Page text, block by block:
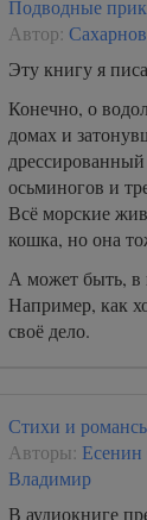
Подводные
Автор:
Эту книгу я
Конечно, о
домах и
осьминогов и
Всё морские
кошка, но она
А может быть, в
Например, как
своё дело.
Стихи и
Авторы: Есенин
Владимир
В аудиокниге